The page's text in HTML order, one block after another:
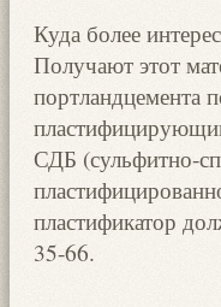
Куда более
Получают этот
портландцемента
СДБ (сульфитно-
пластификатор
35-66.